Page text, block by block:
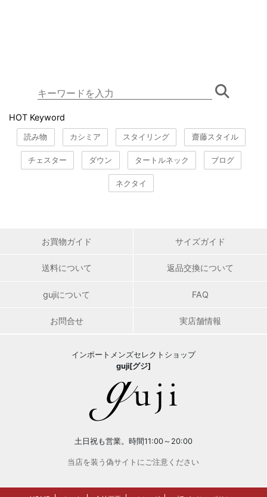
HOT Keyword
読み物 カシミア スタイリング 齋藤スタイル
チェスター ダウン タートルネック ブログ
ネクタイ
お買物ガイド サイズガイド
送料について 返品交換について
gujiについて FAQ
お問合せ 実店舗情報
インポートメンズセレクトショップ
guji[グジ]
土日祝も営業。時間11:00～20:00
当店を装う偽サイトにご注意ください